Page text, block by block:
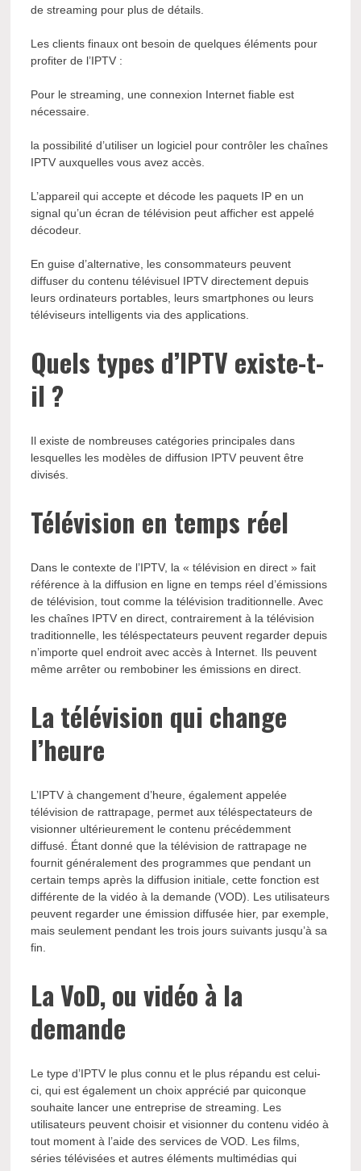
de streaming pour plus de détails.
Les clients finaux ont besoin de quelques éléments pour
profiter de l’IPTV :
Pour le streaming, une connexion Internet fiable est
nécessaire.
la possibilité d’utiliser un logiciel pour contrôler les chaînes
IPTV auxquelles vous avez accès.
L’appareil qui accepte et décode les paquets IP en un
signal qu’un écran de télévision peut afficher est appelé
décodeur.
En guise d’alternative, les consommateurs peuvent
diffuser du contenu télévisuel IPTV directement depuis
leurs ordinateurs portables, leurs smartphones ou leurs
téléviseurs intelligents via des applications.
Quels types d’IPTV existe-t-
il ?
Il existe de nombreuses catégories principales dans
lesquelles les modèles de diffusion IPTV peuvent être
divisés.
Télévision en temps réel
Dans le contexte de l’IPTV, la « télévision en direct » fait
référence à la diffusion en ligne en temps réel d’émissions
de télévision, tout comme la télévision traditionnelle. Avec
les chaînes IPTV en direct, contrairement à la télévision
traditionnelle, les téléspectateurs peuvent regarder depuis
n’importe quel endroit avec accès à Internet. Ils peuvent
même arrêter ou rembobiner les émissions en direct.
La télévision qui change
l’heure
L’IPTV à changement d’heure, également appelée
télévision de rattrapage, permet aux téléspectateurs de
visionner ultérieurement le contenu précédemment
diffusé. Étant donné que la télévision de rattrapage ne
fournit généralement des programmes que pendant un
certain temps après la diffusion initiale, cette fonction est
différente de la vidéo à la demande (VOD). Les utilisateurs
peuvent regarder une émission diffusée hier, par exemple,
mais seulement pendant les trois jours suivants jusqu’à sa
fin.
La VoD, ou vidéo à la
demande
Le type d’IPTV le plus connu et le plus répandu est celui-
ci, qui est également un choix apprécié par quiconque
souhaite lancer une entreprise de streaming. Les
utilisateurs peuvent choisir et visionner du contenu vidéo à
tout moment à l’aide des services de VOD. Les films,
séries télévisées et autres éléments multimédias qui